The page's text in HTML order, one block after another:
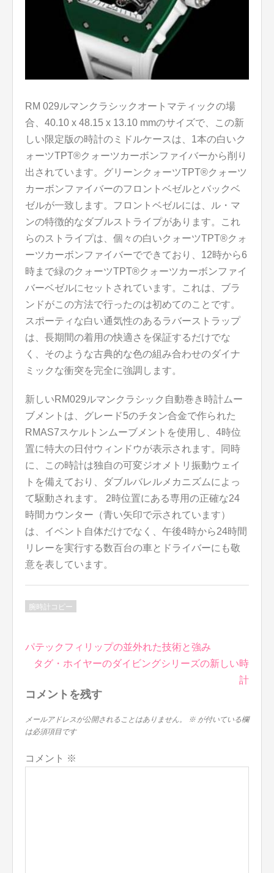
RM 029ルマンクラシックオートマティックの場
合、40.10 x 48.15 x 13.10 mmのサイズで、この新
しい限定版の時計のミドルケースは、1本の白いク
ォーツTPT®クォーツカーボンファイバーから削り
出されています。グリーンクォーツTPT®クォーツ
カーボンファイバーのフロントベゼルとバックベ
ゼルが一致します。フロントベゼルには、ル・マ
ンの特徴的なダブルストライプがあります。これ
らのストライプは、個々の白いクォーツTPT®クォ
ーツカーボンファイバーでできており、12時から6
時まで緑のクォーツTPT®クォーツカーボンファイ
バーベゼルにセットされています。これは、ブラ
ンドがこの方法で行ったのは初めてのことです。
スポーティな白い通気性のあるラバーストラップ
は、長期間の着用の快適さを保証するだけでな
く、そのような古典的な色の組み合わせのダイナ
ミックな衝突を完全に強調します。
新しいRM029ルマンクラシック自動巻き時計ムー
ブメントは、グレード5のチタン合金で作られた
RMAS7スケルトンムーブメントを使用し、4時位
置に特大の日付ウィンドウが表示されます。同時
に、この時計は独自の可変ジオメトリ振動ウェイ
トを備えており、ダブルバレルメカニズムによっ
て駆動されます。 2時位置にある専用の正確な24
時間カウンター（青い矢印で示されています）
は、イベント自体だけでなく、午後4時から24時間
リレーを実行する数百台の車とドライバーにも敬
意を表しています。
腕時計コピー
投
稿
ビ
ー
シ
ョ
ン
パテックフィリップの並外れた技術と強み
タグ・ホイヤーのダイビングシリーズの新しい時
計
コメントを残す
メールアドレスが公開されることはありません。 ※ が付いている欄
は必須項目です
コメント ※